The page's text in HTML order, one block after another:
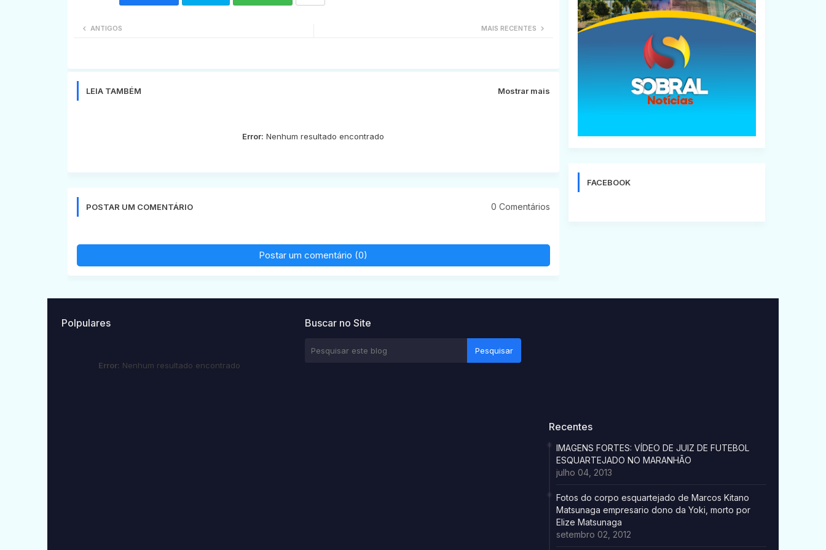
MAIS RECENTES
ANTIGOS
LEIA TAMBÉM Mostrar mais
Error: Nenhum resultado encontrado
POSTAR UM COMENTÁRIO 0 Comentários
Postar um comentário (0)
FACEBOOK
Polpulares
Error: Nenhum resultado encontrado
Buscar no Site
Recentes
IMAGENS FORTES: VÍDEO DE JUIZ DE FUTEBOL
ESQUARTEJADO NO MARANHÃO
julho 04, 2013
Fotos do corpo esquartejado de Marcos Kitano
Matsunaga empresario dono da Yoki, morto por
Elize Matsunaga
setembro 02, 2012